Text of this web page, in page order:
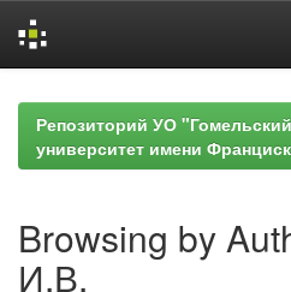
navigationРепозиторий УО
университет имени
Browsing by
И.В.